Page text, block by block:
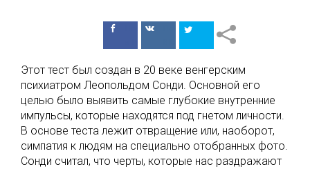
ПоделитьсяПоделиться
Этот тест был создан в 20 веке венгерским
психиатром Леопольдом Сонди. Основной его
целью было выявить самые глубокие внутренние
импульсы, которые находятся под гнетом личности.
В основе теста лежит отвращение или, наоборот,
симпатия к людям на специально отобранных фото.
Сонди считал, что черты, которые нас раздражают